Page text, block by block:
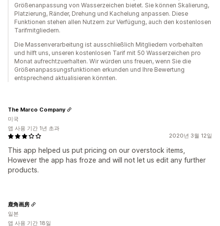
Größenanpassung von Wasserzeichen bietet. Sie können Skalierung,
Platzierung, Ränder, Drehung und Kachelung anpassen. Diese
Funktionen stehen allen Nutzern zur Verfügung, auch den kostenlosen
Tarifmitgliedern.
Die Massenverarbeitung ist ausschließlich Mitgliedern vorbehalten
und hilft uns, unseren kostenlosen Tarif mit 50 Wasserzeichen pro
Monat aufrechtzuerhalten. Wir würden uns freuen, wenn Sie die
Größenanpassungsfunktionen erkunden und Ihre Bewertung
entsprechend aktualisieren könnten.
2020년 3월 12일
This app helped us put pricing on our overstock items,
However the app has froze and will not let us edit any further
products.
The Marco Company
미국
앱 사용 기간 1년 초과
鹿角画房
일본
앱 사용 기간 18일